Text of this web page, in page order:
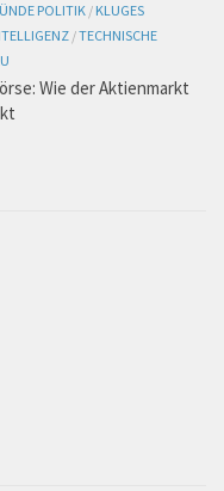
POLITIK / KLUGES
/TECHNISCHE
Wie der Aktienmarkt